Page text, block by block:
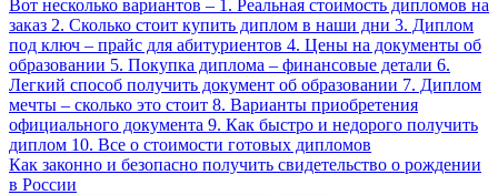
Вот несколько вариантов – 1. Реальная стоимость дипломов на
заказ 2. Сколько стоит купить диплом в наши дни 3. Диплом
под ключ – прайс для абитуриентов 4. Цены на документы об
образовании 5. Покупка диплома – финансовые детали 6.
Легкий способ получить документ об образовании 7. Диплом
мечты – сколько это стоит 8. Варианты приобретения
официального документа 9. Как быстро и недорого получить
диплом 10. Все о стоимости готовых дипломов
Как законно и безопасно получить свидетельство о рождении
в России